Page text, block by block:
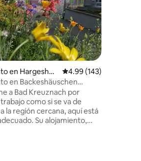
de 5, 79 reseñas
en Hargeshei
Calificación promedio:
4.99 (143)
en Backeshäuschen
a Bad Kreuznach por
como si se va de
la región cercana, aquí está
Su alojamiento,